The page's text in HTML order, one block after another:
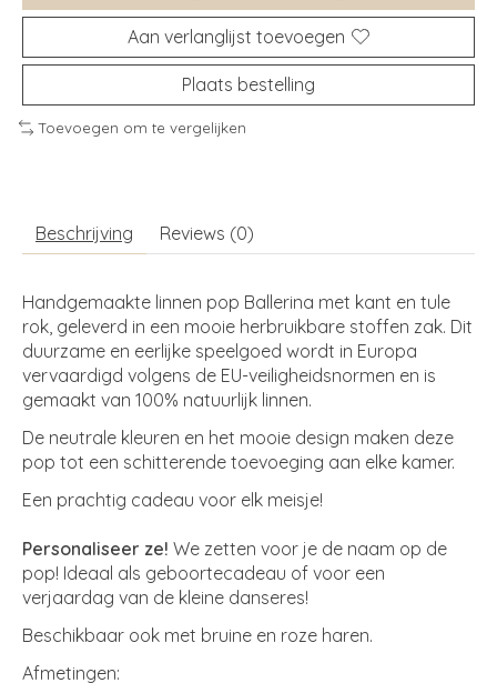
Aan verlanglijst toevoegen
Plaats bestelling
Toevoegen om te vergelijken
Beschrijving Reviews (0)
Handgemaakte linnen pop Ballerina met kant en tule
rok, geleverd in een mooie herbruikbare stoffen zak. Dit
duurzame en eerlijke speelgoed wordt in Europa
vervaardigd volgens de EU-veiligheidsnormen en is
gemaakt van 100% natuurlijk linnen.
De neutrale kleuren en het mooie design maken deze
pop tot een schitterende toevoeging aan elke kamer.
Een prachtig cadeau voor elk meisje!
Personaliseer ze! We zetten voor je de naam op de
pop! Ideaal als geboortecadeau of voor een
verjaardag van de kleine danseres!
Beschikbaar ook met bruine en roze haren.
Afmetingen: